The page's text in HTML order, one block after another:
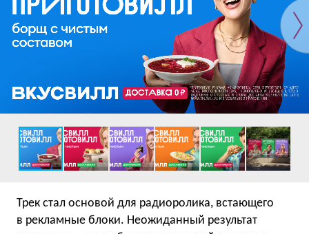
Трек стал основой для радиоролика, встающего
в рекламные блоки. Неожиданный результат